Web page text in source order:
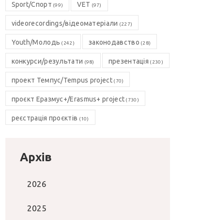
Sport/Спорт (99) VET (97)
videorecordings/відеоматеріали (227)
Youth/Молодь (242) законодавство (28)
конкурси/результати (98) презентація (230)
проект Темпус/Tempus project(70)
проєкт Еразмус+/Erasmus+ project (730)
реєстрація проєктів (10)
Архів
2026
2025